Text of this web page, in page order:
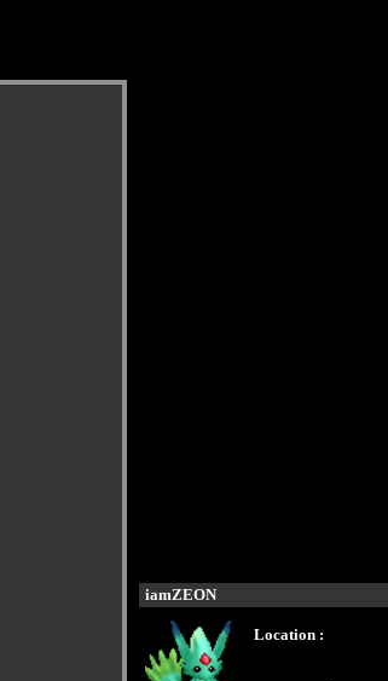
iamZEON
Location :